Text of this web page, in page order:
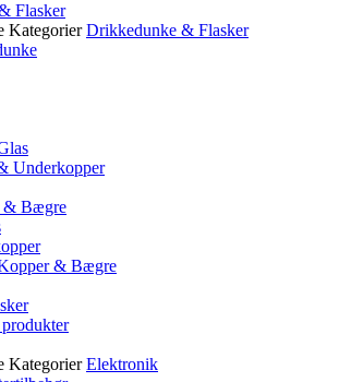
Flasker
Kategorier Drikkedunke & Flasker
Underkopper
& Bægre
& Bægre
Kategorier Elektronik